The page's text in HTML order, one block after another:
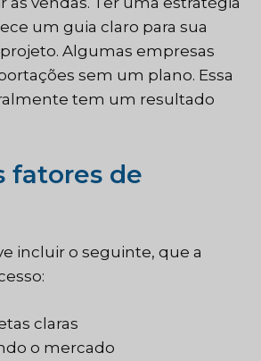
um guia claro para sua
Algumas empresas
sem um plano. Essa
tem um resultado
fatores de
incluir o seguinte, que a
claras
o mercado